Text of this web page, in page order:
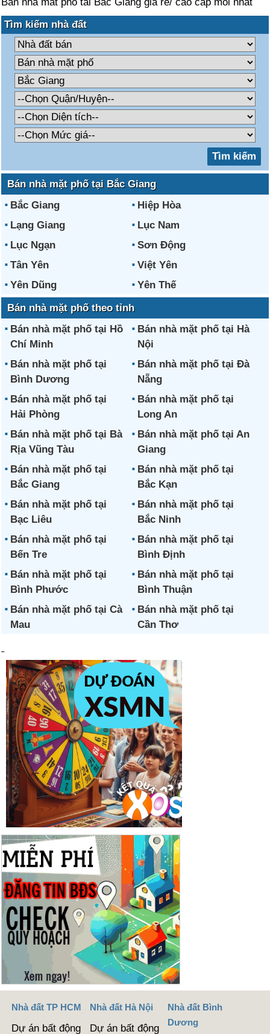
Tìm kiếm nhà đất
Bán nhà mặt phố tại Bắc Giang
Bắc Giang
Hiệp Hòa
Lạng Giang
Lục Nam
Lục Ngạn
Sơn Động
Tân Yên
Việt Yên
Yên Dũng
Yên Thế
Bán nhà mặt phố theo tỉnh
Bán nhà mặt phố tại Hồ
Chí Minh
Bán nhà mặt phố tại Hà
Nội
Bán nhà mặt phố tại
Bình Dương
Bán nhà mặt phố tại Đà
Nẵng
Bán nhà mặt phố tại
Hải Phòng
Bán nhà mặt phố tại
Long An
Bán nhà mặt phố tại Bà
Rịa Vũng Tàu
Bán nhà mặt phố tại An
Giang
Bán nhà mặt phố tại
Bắc Giang
Bán nhà mặt phố tại
Bắc Kạn
Bán nhà mặt phố tại
Bạc Liêu
Bán nhà mặt phố tại
Bắc Ninh
Bán nhà mặt phố tại
Bến Tre
Bán nhà mặt phố tại
Bình Định
Bán nhà mặt phố tại
Bình Phước
Bán nhà mặt phố tại
Bình Thuận
Bán nhà mặt phố tại Cà
Mau
Bán nhà mặt phố tại
Cần Thơ
Nhà đất TP HCM
Dự án bất động
Nhà đất Hà Nội
Dự án bất động
Nhà đất Bình
Dương